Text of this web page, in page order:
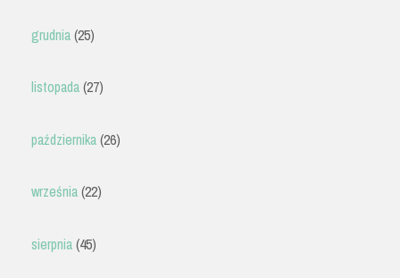
grudnia(25)
listopada(27)
października(26)
września(22)
sierpnia(45)